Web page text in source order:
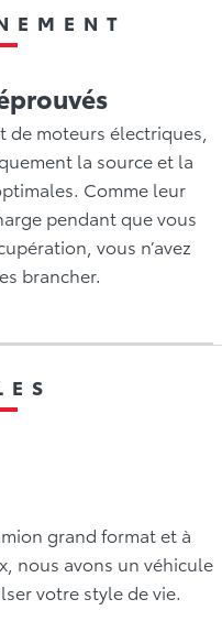
de moteurs électriques,
la source et la
Comme leur
pendant que vous
vous n’avez
brancher.
grand format et à
nous avons un véhicule
votre style de vie.